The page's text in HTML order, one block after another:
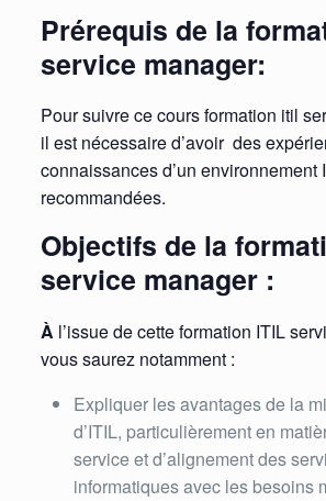
Prérequis de la
service manager:
Pour suivre ce cours formation itil
il est nécessaire d’avoir des
connaissances d’un environnement
recommandées.
Objectifs de la
service manager :
À l’issue de cette formation ITIL
vous saurez notamment :
Expliquer les avantages de la
d’ITIL, particulièrement en
service et d’alignement des
informatiques avec les besoins